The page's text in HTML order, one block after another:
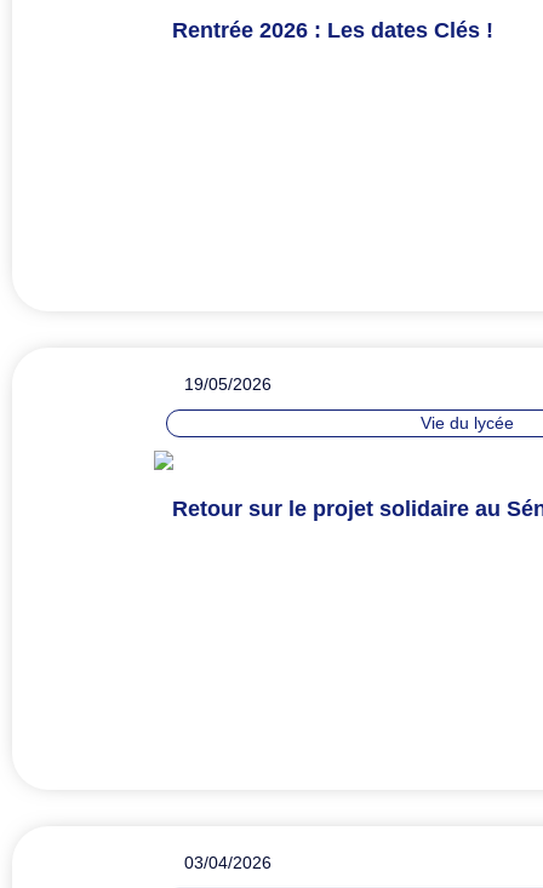
Rentrée 2026 : Les dates Clés !
19/05/2026
Vie du lycée
Retour sur le projet solidaire au
03/04/2026